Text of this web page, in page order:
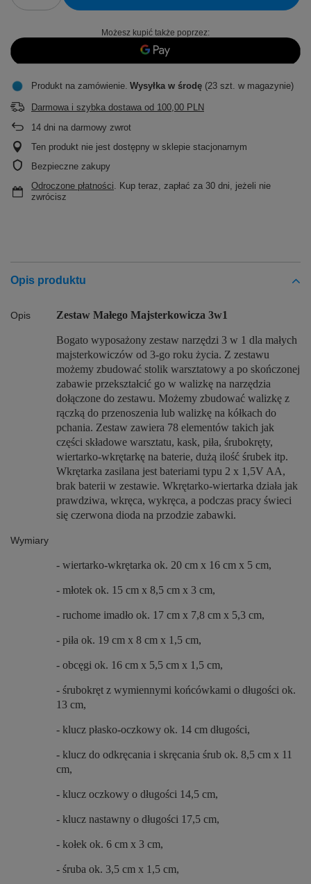
Możesz kupić także poprzez:
Produkt na zamówienie Wysyłka w środę (23 szt. w magazynie)
Darmowa i szybka dostawa od 100,00 PLN
14 dni na darmowy zwrot
Ten produkt nie jest dostępny w sklepie stacjonarnym
Bezpieczne zakupy
Odroczone płatności. Kup teraz, zapłać za 30 dni, jeżeli nie
zwrócisz
Opis produktu
Opis Zestaw Małego Majsterkowicza 3w1
Bogato wyposażony zestaw narzędzi 3 w 1 dla małych
majsterkowiczów od 3-go roku życia. Z zestawu
możemy zbudować stolik warsztatowy a po skończonej
zabawie przekształcić go w walizkę na narzędzia
dołączone do zestawu. Możemy zbudować walizkę z
rączką do przenoszenia lub walizkę na kółkach do
pchania. Zestaw zawiera 78 elementów takich jak
części składowe warsztatu, kask, piła, śrubokręty,
wiertarko-wkrętarkę na baterie, dużą ilość śrubek itp.
Wkrętarka zasilana jest bateriami typu 2 x 1,5V AA,
brak baterii w zestawie. Wkrętarko-wiertarka działa jak
prawdziwa, wkręca, wykręca, a podczas pracy świeci
się czerwona dioda na przodzie zabawki.
Wymiary
- wiertarko-wkrętarka ok. 20 cm x 16 cm x 5 cm,
- młotek ok. 15 cm x 8,5 cm x 3 cm,
- ruchome imadło ok. 17 cm x 7,8 cm x 5,3 cm,
- piła ok. 19 cm x 8 cm x 1,5 cm,
- obcęgi ok. 16 cm x 5,5 cm x 1,5 cm,
- śrubokręt z wymiennymi końcówkami o długości ok.
13 cm,
- klucz płasko-oczkowy ok. 14 cm długości,
- klucz do odkręcania i skręcania śrub ok. 8,5 cm x 11
cm,
- klucz oczkowy o długości 14,5 cm,
- klucz nastawny o długości 17,5 cm,
- kołek ok. 6 cm x 3 cm,
- śruba ok. 3,5 cm x 1,5 cm,